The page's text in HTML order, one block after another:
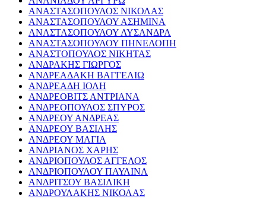
ΑΝΑΣΤΑΣΟΠΟΥΛΟΣ ΝΙΚΟΛΑΣ
ΑΝΑΣΤΑΣΟΠΟΥΛΟΥ ΑΣΗΜΙΝΑ
ΑΝΑΣΤΑΣΟΠΟΥΛΟΥ ΛΥΣΑΝΔΡΑ
ΑΝΑΣΤΑΣΟΠΟΥΛΟΥ ΠΗΝΕΛΟΠΗ
ΑΝΑΣΤΟΠΟΥΛΟΣ ΝΙΚΗΤΑΣ
ΑΝΔΡΑΚΗΣ ΓΙΩΡΓΟΣ
ΑΝΔΡΕΑΔΑΚΗ ΒΑΓΓΕΛΙΩ
ΑΝΔΡΕΑΔΗ ΙΟΛΗ
ΑΝΔΡΕΟΒΙΤΣ ΑΝΤΡΙΑΝΑ
ΑΝΔΡΕΟΠΟΥΛΟΣ ΣΠΥΡΟΣ
ΑΝΔΡΕΟΥ ΑΝΔΡΕΑΣ
ΑΝΔΡΕΟΥ ΒΑΣΙΛΗΣ
ΑΝΔΡΕΟΥ ΜΑΓΙΑ
ΑΝΔΡΙΑΝΟΣ ΧΑΡΗΣ
ΑΝΔΡΙΟΠΟΥΛΟΣ ΑΓΓΕΛΟΣ
ΑΝΔΡΙΟΠΟΥΛΟΥ ΠΑΥΛΙΝΑ
ΑΝΔΡΙΤΣΟΥ ΒΑΣΙΛΙΚΗ
ΑΝΔΡΟΥΛΑΚΗΣ ΝΙΚΟΛΑΣ